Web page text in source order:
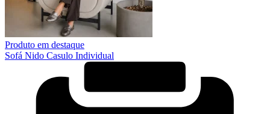
Produto em destaque
Sofá Nido Casulo Individual